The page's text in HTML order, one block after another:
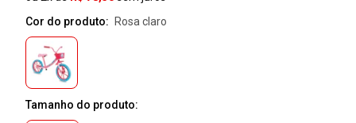
Cor do produto:
rosa claro
Tamanho do produto: